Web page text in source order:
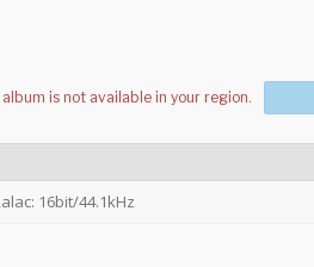
16bit/44.1kHz